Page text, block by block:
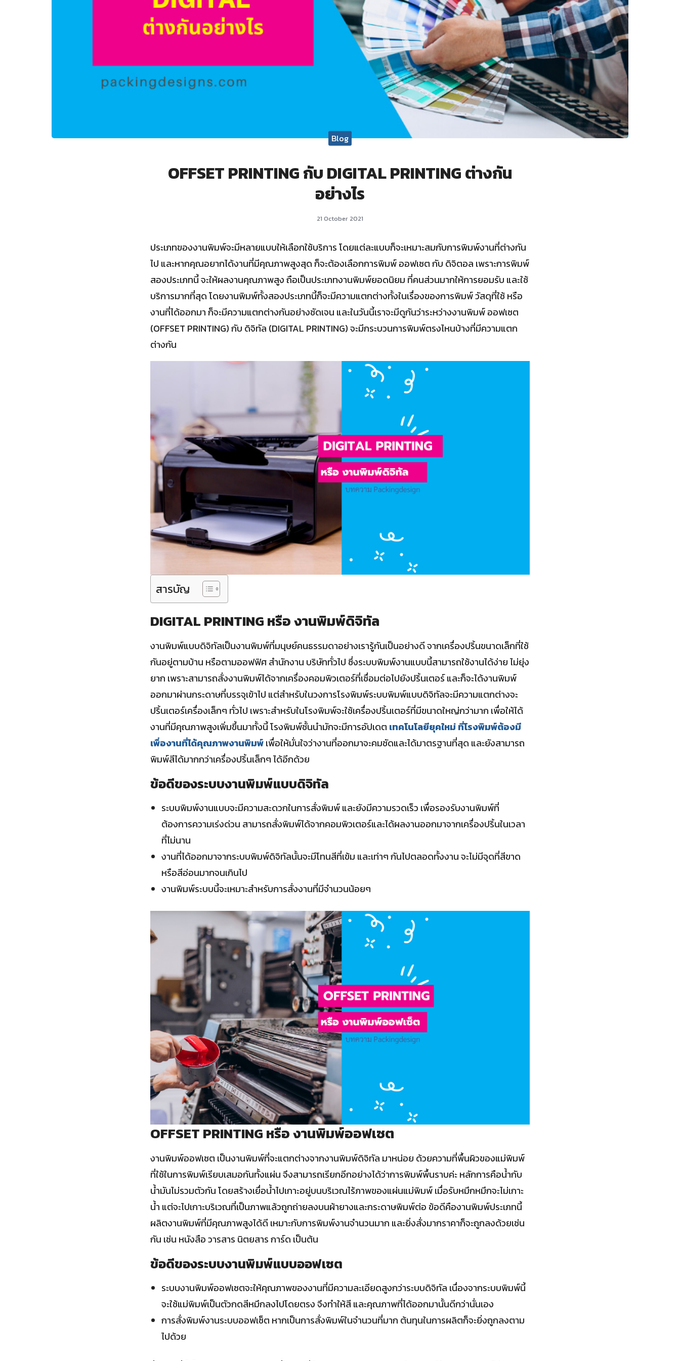
Blog
OFFSET PRINTING กับ DIGITAL PRINTING ต่างกัน
อย่างไร
21 October 2021
ประเภทของงานพิมพ์จะมีหลายแบบให้เลือกใช้บริการ โดยแต่ละแบบก็จะเหมาะสมกับการพิมพ์งานที่ต่างกัน
ไป และหากคุณอยากได้งานที่มีคุณภาพสูงสุด ก็จะต้องเลือกการพิมพ์ ออฟเซต กับ ดิจิตอล เพราะการพิมพ์
สองประเภทนี้ จะให้ผลงานคุณภาพสูง ถือเป็นประเภทงานพิมพ์ยอดนิยม ที่คนส่วนมากให้การยอมรับ และใช้
บริการมากที่สุด โดยงานพิมพ์ทั้งสองประเภทนี้ก็จะมีความแตกต่างทั้งในเรื่องของการพิมพ์ วัสดุที่ใช้ หรือ
งานที่ได้ออกมา ก็จะมีความแตกต่างกันอย่างชัดเจน และในวันนี้เราจะมีดูกันว่าระหว่างงานพิมพ์ ออฟเซต
(OFFSET PRINTING) กับ ดิจิทัล (DIGITAL PRINTING) จะมีกระบวนการพิมพ์ตรงไหนบ้างที่มีความแตก
ต่างกัน
สารบัญ
DIGITAL PRINTING หรือ งานพิมพ์ดิจิทัล
งานพิมพ์แบบดิจิทัลเป็นงานพิมพ์ที่มนุษย์คนธรรมดาอย่างเรารู้กันเป็นอย่างดี จากเครื่องปริ้นขนาดเล็กที่ใช้
กันอยู่ตามบ้าน หรือตามออฟฟิศ สำนักงาน บริษัททั่วไป ซึ่งระบบพิมพ์งานแบบนี้สามารถใช้งานได้ง่าย ไม่ยุ่ง
ยาก เพราะสามารถสั่งงานพิมพ์ได้จากเครื่องคอมพิวเตอร์ที่เชื่อมต่อไปยังปริ้นเตอร์ และก็จะได้งานพิมพ์
ออกมาผ่านกระดาษที่บรรจุเข้าไป แต่สำหรับในวงการโรงพิมพ์ระบบพิมพ์แบบดิจิทัลจะมีความแตกต่างจะ
ปริ้นเตอร์เครื่องเล็กๆ ทั่วไป เพราะสำหรับในโรงพิมพ์จะใช้เครื่องปริ้นเตอร์ที่มีขนาดใหญ่กว่ามาก เพื่อให้ได้
งานที่มีคุณภาพสูงเพิ่มขึ้นมาทั้งนี้ โรงพิมพ์ชั้นนำมักจะมีการอัปเดต เทคโนโลยียุคใหม่ ที่โรงพิมพ์ต้องมี
เพื่องานที่ได้คุณภาพงานพิมพ์เพื่อให้มั่นใจว่างานที่ออกมาจะคมชัดและได้มาตรฐานที่สุด และยังสามารถ
พิมพ์สีได้มากกว่าเครื่องปริ้นเล็กๆ ได้อีกด้วย
ข้อดีของระบบงานพิมพ์แบบดิจิทัล
ระบบพิมพ์งานแบบจะมีความสะดวกในการสั่งพิมพ์ และยังมีความรวดเร็ว เพื่อรองรับงานพิมพ์ที่
ต้องการความเร่งด่วน สามารถสั่งพิมพ์ได้จากคอมพิวเตอร์และได้ผลงานออกมาจากเครื่องปริ้นในเวลา
ที่ไม่นาน
งานที่ได้ออกมาจากระบบพิมพ์ดิจิทัลนั้นจะมีโทนสีที่เข้ม และเท่าๆ กันไปตลอดทั้งงาน จะไม่มีจุดที่สีขาด
หรือสีอ่อนมากจนเกินไป
งานพิมพ์ระบบนี้จะเหมาะสำหรับการสั่งงานที่มีจำนวนน้อยๆ
OFFSET PRINTING หรือ งานพิมพ์ออฟเซต
งานพิมพ์ออฟเซต เป็นงานพิมพ์ที่จะแตกต่างจากงานพิมพ์ดิจิทัล มาหน่อย ด้วยความที่พื้นผิวของแม่พิมพ์
ที่ใช้ในการพิมพ์เรียบเสมอกันทั้งแผ่น จึงสามารถเรียกอีกอย่างได้ว่าการพิมพ์พื้นราบค่ะ หลักการคือน้ำกับ
น้ำมันไม่รวมตัวกัน โดยสร้างเยื่อน้ำไปเกาะอยู่บนบริเวณไร้ภาพของแผ่นแม่พิมพ์ เมื่อรับหมึกหมึกจะไม่เกาะ
น้ำ แต่จะไปเกาะบริเวณที่เป็นภาพแล้วถูกถ่ายลงบนผ้ายางและกระดาษพิมพ์ต่อ ข้อดีคืองานพิมพ์ประเภทนี้
ผลิตงานพิมพ์ที่มีคุณภาพสูงได้ดี เหมาะกับการพิมพ์งานจำนวนมาก และยิ่งสั่งมากราคาก็จะถูกลงด้วยเช่น
กัน เช่น หนังสือ วารสาร นิตยสาร การ์ด เป็นต้น
ข้อดีของระบบงานพิมพ์แบบออฟเซต
ระบบงานพิมพ์ออฟเซตจะให้คุณภาพของงานที่มีความละเอียดสูงกว่าระบบดิจิทัล เนื่องจากระบบพิมพ์นี้
จะใช้แม่พิมพ์เป็นตัวกดสีหมึกลงไปโดยตรง จึงทำให้สี และคุณภาพที่ได้ออกมานั้นดีกว่านั่นเอง
การสั่งพิมพ์งานระบบออฟเซ็ต หากเป็นการสั่งพิมพ์ในจำนวนที่มาก ต้นทุนในการผลิตก็จะยิ่งถูกลงตาม
ไปด้วย